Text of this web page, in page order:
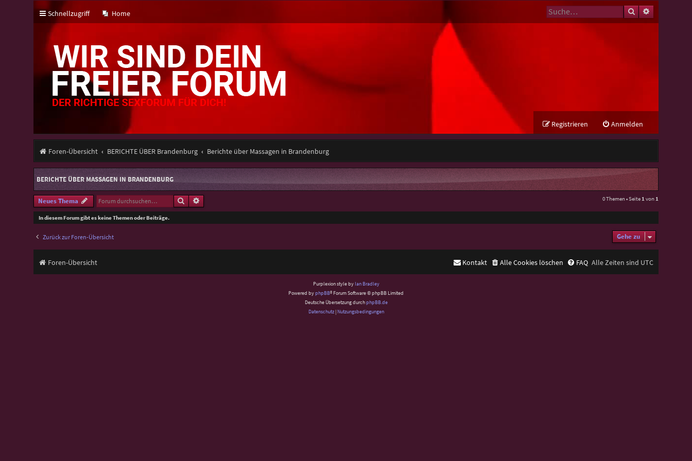
Schnellzugriff Home Suche
Anmelden
Registrieren
Foren-Übersicht BERICHTE ÜBER Brandenburg Berichte über Massagen in Brandenburg
BERICHTE ÜBER MASSAGEN IN BRANDENBURG
Neues Thema SucheErweiterte Suche 0 Themen • Seite 1 von 1
In diesem Forum gibt es keine Themen oder Beiträge.
Zurück zur Foren-Übersicht Gehe zu
Foren-Übersicht Alle Zeiten sind UTC
FAQ
Alle Cookies löschen
Kontakt
Purplexion style by Ian Bradley
Powered byphpBB® Forum Software © phpBB Limited
Deutsche Übersetzung durchphpBB.de
Datenschutz| Nutzungsbedingungen